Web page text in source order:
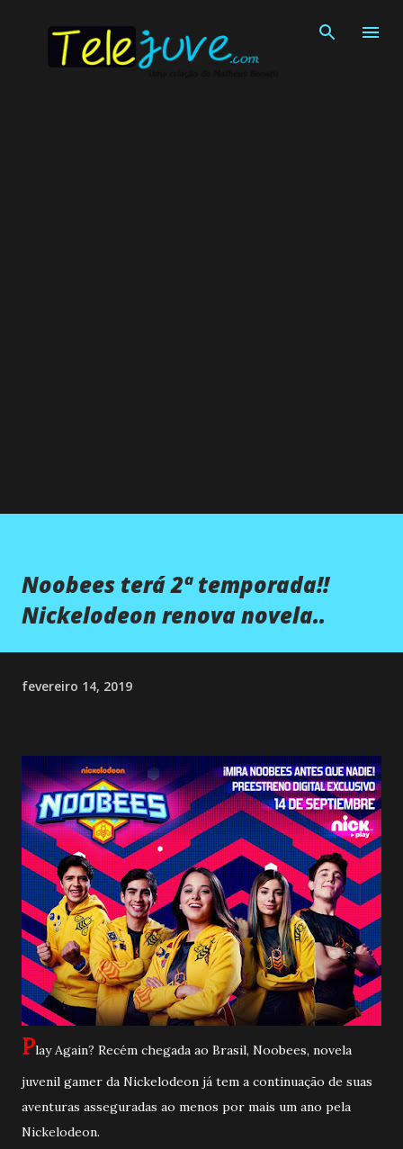
Noobees terá 2ª temporada!!
Nickelodeon renova novela..
fevereiro 14, 2019
Play Again? Recém chegada ao Brasil, Noobees, novela
juvenil gamer da Nickelodeon já tem a continuação de suas
aventuras asseguradas ao menos por mais um ano pela
Nickelodeon.